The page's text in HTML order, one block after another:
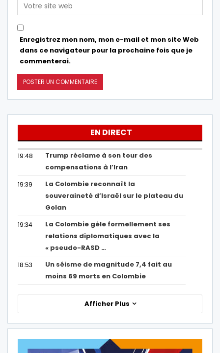
Enregistrez mon nom, mon e-mail et mon site Web
dans ce navigateur pour la prochaine fois que je
commenterai.
EN DIRECT
19:48
Trump réclame à son tour des
compensations à l’Iran
19:39
La Colombie reconnaît la
souveraineté d’Israël sur le plateau du
Golan
19:34
La Colombie gèle formellement ses
relations diplomatiques avec la
« pseudo-RASD …
18:53
Un séisme de magnitude 7,4 fait au
moins 69 morts en Colombie
Afficher Plus